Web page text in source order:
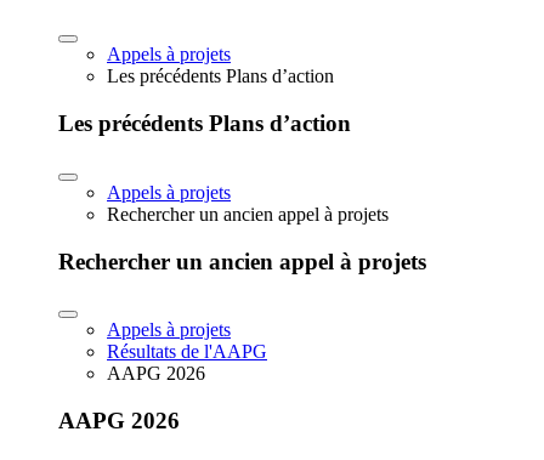
Appels à projets
Les précédents Plans d’action
Les précédents Plans d’action
Appels à projets
Rechercher un ancien appel à projets
Rechercher un ancien appel à projets
Appels à projets
Résultats de l'AAPG
AAPG 2026
AAPG 2026